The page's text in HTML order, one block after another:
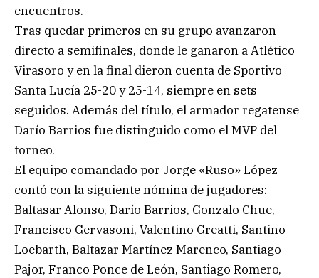
encuentros.
Tras quedar primeros en su grupo avanzaron
directo a semifinales, donde le ganaron a Atlético
Virasoro y en la final dieron cuenta de Sportivo
Santa Lucía 25-20 y 25-14, siempre en sets
seguidos. Además del título, el armador regatense
Darío Barrios fue distinguido como el MVP del
torneo.
El equipo comandado por Jorge «Ruso» López
contó con la siguiente nómina de jugadores:
Baltasar Alonso, Darío Barrios, Gonzalo Chue,
Francisco Gervasoni, Valentino Greatti, Santino
Loebarth, Baltazar Martínez Marenco, Santiago
Pajor, Franco Ponce de León, Santiago Romero,